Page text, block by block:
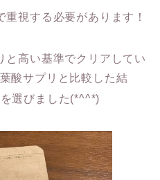
視する必要があります！
と高い基準でクリアしてい
酸サプリと比較した結
を選びました(*^^*)